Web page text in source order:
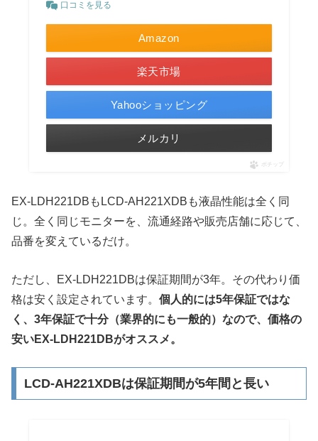
口コミを見る
Amazon
楽天市場
Yahooショッピング
メルカリ
ポチップ
EX-LDH221DBもLCD-AH221XDBも液晶性能は全く同
じ。全く同じモニターを、流通経路や販売店舗に応じて、
品番を変えているだけ。
ただし、EX-LDH221DBは保証期間が3年。その代わり価
格は安く設定されています。 個人的には5年保証ではな
く、3年保証で十分（業界的にも一般的）なので、価格の
安いEX-LDH221DBがオススメ。
LCD-AH221XDBは保証期間が5年間と長い